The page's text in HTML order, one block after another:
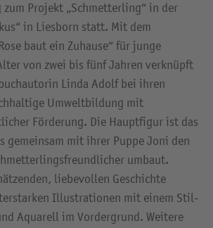
zum Projekt „Schmetterling“ in der
in Liesborn statt. Mit dem
baut ein Zuhause“ für junge
von zwei bis fünf Jahren verknüpft
Linda Adolf bei ihren
Umweltbildung mit
Förderung. Die Hauptfigur ist das
gemeinsam mit ihrer Puppe Joni den
umbaut.
liebevollen Geschichte
Illustrationen mit einem Stil-
Aquarell im Vordergrund. Weitere